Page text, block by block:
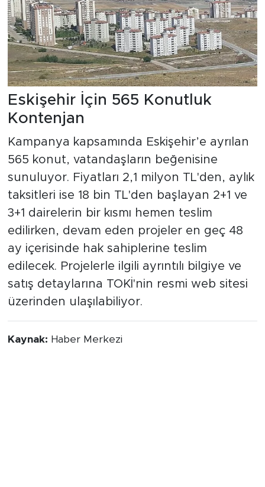
Eskişehir İçin 565 Konutluk
Kontenjan
Kampanya kapsamında Eskişehir’e ayrılan
565 konut, vatandaşların beğenisine
sunuluyor. Fiyatları 2,1 milyon TL'den, aylık
taksitleri ise 18 bin TL'den başlayan 2+1 ve
3+1 dairelerin bir kısmı hemen teslim
edilirken, devam eden projeler en geç 48
ay içerisinde hak sahiplerine teslim
edilecek. Projelerle ilgili ayrıntılı bilgiye ve
satış detaylarına TOKİ'nin resmi web sitesi
üzerinden ulaşılabiliyor.
Kaynak: Haber Merkezi